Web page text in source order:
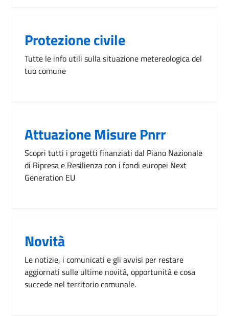
Protezione civile
Tutte le info utili sulla situazione metereologica del
tuo comune
Attuazione Misure Pnrr
Scopri tutti i progetti finanziati dal Piano Nazionale
di Ripresa e Resilienza con i fondi europei Next
Generation EU
Novità
Le notizie, i comunicati e gli avvisi per restare
aggiornati sulle ultime novità, opportunità e cosa
succede nel territorio comunale.